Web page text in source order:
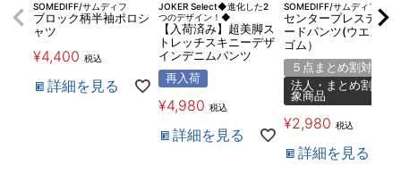
SOMEDIFF/サムディフ
ブロック柄半袖ポロシ
ャツ
¥4,400 税込
詳細を見る
JOKER Select◆進化した2
つのデザイン！◆
【入荷済み】超美脚ス
トレッチスキニーデザ
インデニムパンツ
再入荷
¥4,980 税込
詳細を見る
SOMEDIFF/サムディフ
センタープレステーパ
ードパンツ(ウエスト
ゴム）
５点まとめ割対象
法人・まとめ割対
象商品
¥2,980 税込
詳細を見る